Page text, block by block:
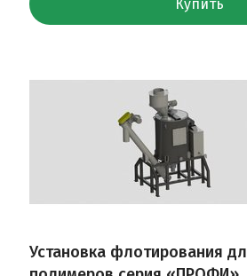
Купить
Установка флотирования